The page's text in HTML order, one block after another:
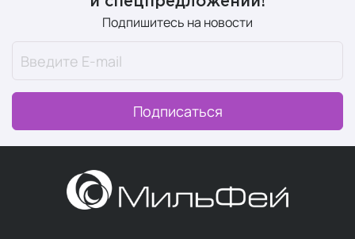
Подпишитесь на новости
Подписаться